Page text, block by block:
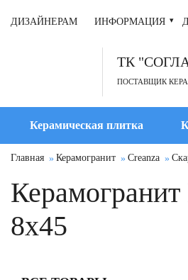
ДИЗАЙНЕРАМ ИНФОРМАЦИЯ
ТК
ПОСТАВЩИК
Керамическая плитка
Главная Керамогранит Creanza
8x45